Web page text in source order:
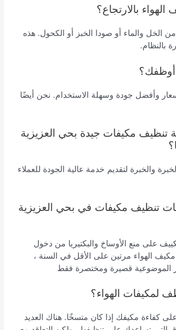
بالارتجاع؟
الخل والماء أو صودا الخبز أو الكحول. هذه
بالنظام.
أوظفك؟
وأفضل جودة وسهلة الاستخدام. نحن أيضًا
تنظيف مكيفات جيدة بحي العزيزية
والخبرة لتقديم خدمة عالية الجودة للعملاء
تنظيف مكيفات في بحي العزيزية
على منع الأوساخ والبكتيريا من دخول
الهواء مرتين على الأقل في السنة ،
الموضوعية قصيرة ومختصرة فقط
لمكيفات الهواء؟
كفاءة مكيفك إذا كان متسخًا. هناك العديد